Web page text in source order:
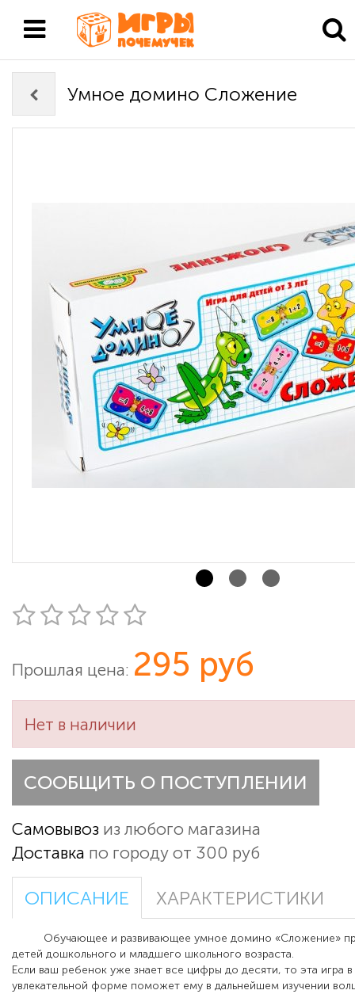
Умное домино Сложение
Прошлая цена: 295 руб
Нет в наличии
СООБЩИТЬ О ПОСТУПЛЕНИИ
Самовывоз из любого магазина
Доставка по городу от 300 руб
ОПИСАНИЕ ХАРАКТЕРИСТИКИ
Обучающее и развивающее умное домино «Сложение»
детей дошкольного и младшего школьного возраста.
Если ваш ребенок уже знает все цифры до десяти, то эта игра
увлекательной форме поможет ему в дальнейшем изучении